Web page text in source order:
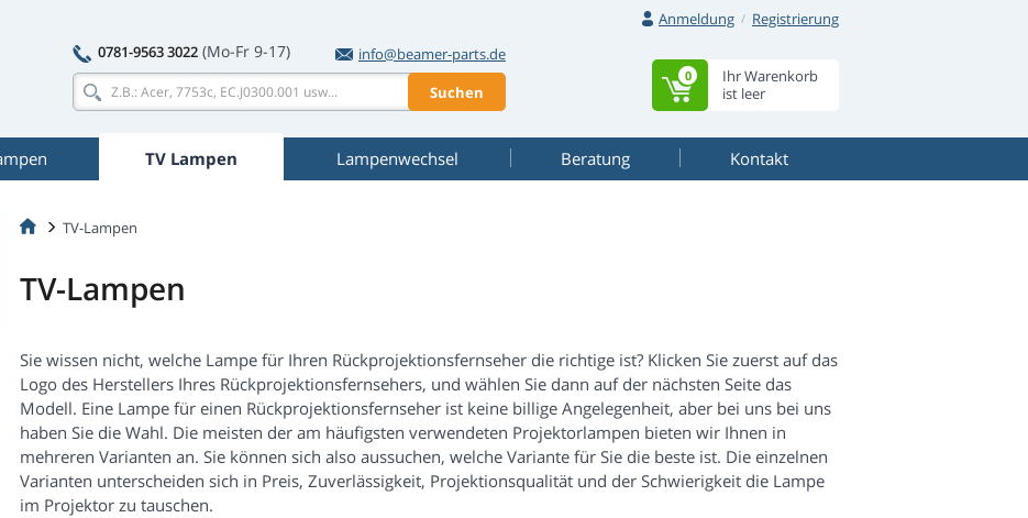
Anmeldung
Registrierung
0781-9563 3022 (Mo-Fr 9-17)
info@beamer-parts.de
Suchen
Ihr Warenkorb
ist leer
0
TV Lampen Lampenwechsel Beratung Kontakt
TV-Lampen
TV-Lampen
Sie wissen nicht, welche Lampe für Ihren Rückprojektionsfernseher die richtige ist? Klicken Sie zuerst auf das
Logo des Herstellers Ihres Rückprojektionsfernsehers, und wählen Sie dann auf der nächsten Seite das
Modell. Eine Lampe für einen Rückprojektionsfernseher ist keine billige Angelegenheit, aber bei uns bei uns
haben Sie die Wahl. Die meisten der am häufigsten verwendeten Projektorlampen bieten wir Ihnen in
mehreren Varianten an. Sie können sich also aussuchen, welche Variante für Sie die beste ist. Die einzelnen
Varianten unterscheiden sich in Preis, Zuverlässigkeit, Projektionsqualität und der Schwierigkeit die Lampe
im Projektor zu tauschen.